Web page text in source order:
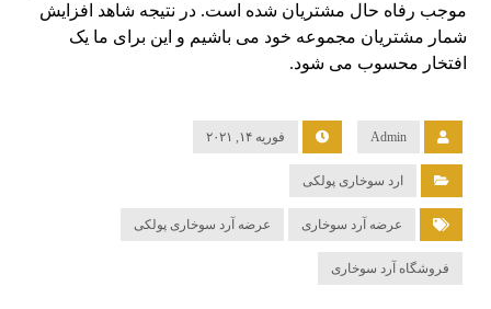
موجب رفاه حال مشتریان شده است. در نتیجه شاهد افزایش
شمار مشتریان مجموعه خود می باشیم و این برای ما یک
افتخار محسوب می شود.
Admin فوریه ۱۴, ۲۰۲۱
ارد سوخاری پولکی
عرضه آرد سوخاری عرضه آرد سوخاری پولکی
فروشگاه آرد سوخاری